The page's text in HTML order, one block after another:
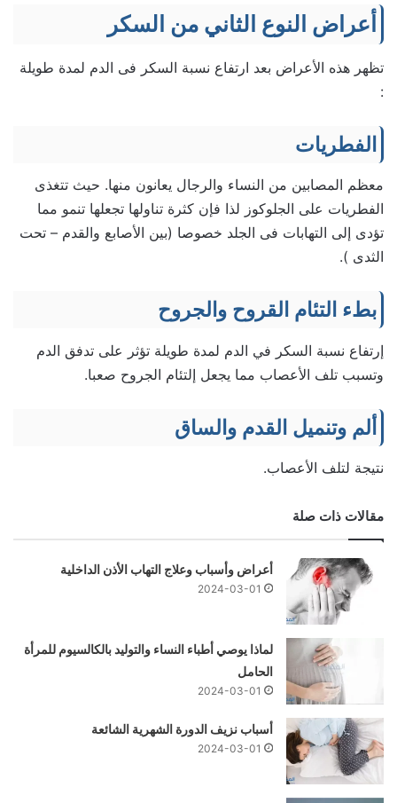
أعراض النوع الثاني من السكر
تظهر هذه الأعراض بعد ارتفاع نسبة السكر فى الدم لمدة طويلة
:
الفطريات
معظم المصابين من النساء والرجال يعانون منها. حيث تتغذى
الفطريات على الجلوكوز لذا فإن كثرة تناولها تجعلها تنمو مما
تؤدى إلى التهابات فى الجلد خصوصا (بين الأصابع والقدم – تحت
الثدى ).
بطء التئام القروح والجروح
إرتفاع نسبة السكر في الدم لمدة طويلة تؤثر على تدفق الدم
وتسبب تلف الأعصاب مما يجعل إلتئام الجروح صعبا.
ألم وتنميل القدم والساق
نتيجة لتلف الأعصاب.
مقالات ذات صلة
أعراض وأسباب وعلاج التهاب الأذن الداخلية
2024-03-01
لماذا يوصي أطباء النساء والتوليد بالكالسيوم للمرأة
الحامل
2024-03-01
أسباب نزيف الدورة الشهرية الشائعة
2024-03-01